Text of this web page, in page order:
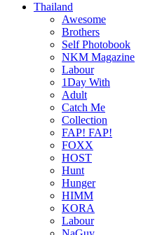
Thailand
Awesome
Brothers
Self Photobook
NKM Magazine
Labour
1Day With
Adult
Catch Me
Collection
FAP! FAP!
FOXX
HOST
Hunt
Hunger
HIMM
KORA
Labour